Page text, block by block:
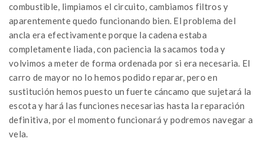
combustible, limpiamos el circuito, cambiamos filtros y
aparentemente quedo funcionando bien. El problema del
ancla era efectivamente porque la cadena estaba
completamente liada, con paciencia la sacamos toda y
volvimos a meter de forma ordenada por si era necesaria. El
carro de mayor no lo hemos podido reparar, pero en
sustitución hemos puesto un fuerte cáncamo que sujetará la
escota y hará las funciones necesarias hasta la reparación
definitiva, por el momento funcionará y podremos navegar a
vela.